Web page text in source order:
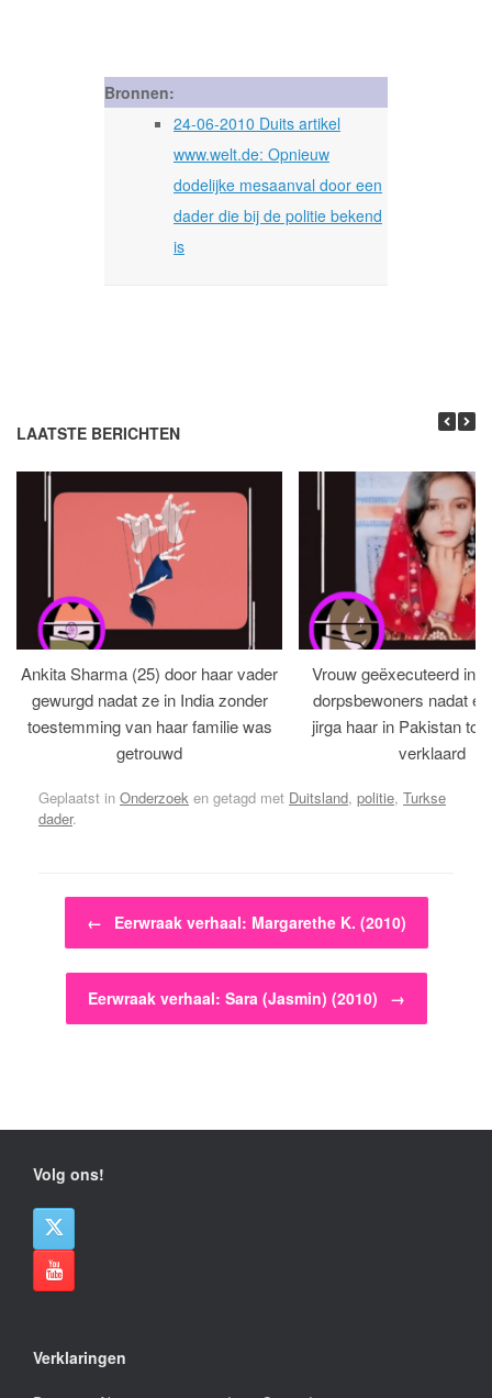
Bronnen:
24-06-2010 Duits artikel
www.welt.de: Opnieuw
dodelijke mesaanval door een
dader die bij de politie bekend
is
LAATSTE BERICHTEN
Ankita Sharma (25) door haar vader
gewurgd nadat ze in India zonder
toestemming van haar familie was
getrouwd
Vrouw geëxecuteerd in
dorpsbewoners nadat
jirga haar in Pakistan tot
verklaard
Geplaatst in Onderzoek en getagd met Duitsland, politie, Turkse
dader.
Bericht navigatie
← Eerwraak verhaal: Margarethe K. (2010)
Eerwraak verhaal: Sara (Jasmin) (2010) →
Volg ons!
Verklaringen